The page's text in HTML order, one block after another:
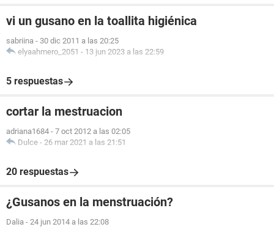
vi un gusano en la toallita higiénica
sabriina - 30 dic 2011 a las 20:25
elyaahmero_2051 - 13 jun 2023 a las 22:59
5 respuestas
cortar la mestruacion
adriana1684 - 7 oct 2012 a las 02:05
Dulce - 26 mar 2021 a las 21:51
20 respuestas
¿Gusanos en la menstruación?
Dalia - 24 jun 2014 a las 22:08